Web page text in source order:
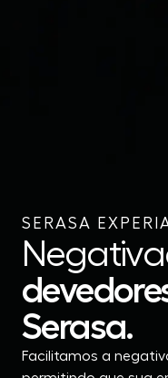
SERASA
Serasa.
Facilitamos a